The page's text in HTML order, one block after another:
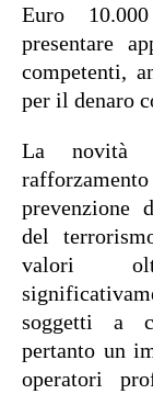
Euro
presentare
competenti,
per il denaro
La novità
prevenzione
del
valori
soggetti a
pertanto un
operatori